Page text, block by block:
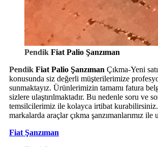
Pendik Fiat Palio Şanzıman
Pendik Fiat Palio Şanzıman Çıkma-Yeni
konusunda siz değerli müşterilerimize
sunmaktayız. Ürünlerimizin tamamı fatura
sizlere ulaştırılmaktadır. Bu nedenle soru ve
temsilcilerimiz ile kolayca irtibat kurabilirsiniz.
markalarda araçlar çıkma şanzımanlarımız ile
Fiat Şanzıman